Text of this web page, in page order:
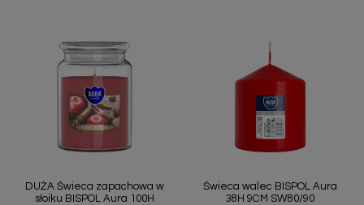
DUŻA Świeca zapachowa w
słoiku BISPOL Aura 100H
Świeca walec BISPOL Aura
38H 9CM SW80/90